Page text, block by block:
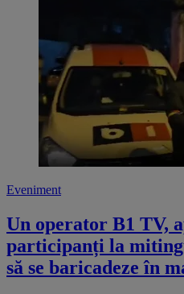
Eveniment
Un operator B1 TV,
participanți la
să se baricadeze în